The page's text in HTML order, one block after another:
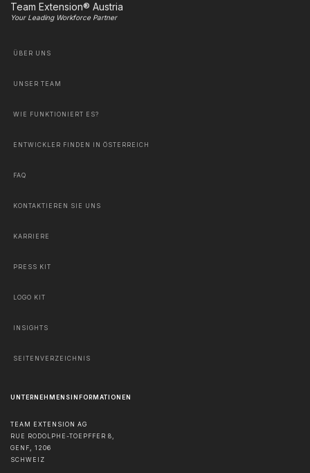
Team Extension® Austria
Your Leading Workforce Partner
ÜBER UNS
UNSER TEAM
WIE FUNKTIONIERT ES?
ENTWICKLER FINDEN IN ÖSTERREICH
FAQ
KONTAKTIEREN SIE UNS
KARRIERE
PRESS KIT
LOGO KIT
INSIGHTS
SEITENVERZEICHNIS
UNTERNEHMENSINFORMATIONEN
TEAM EXTENSION AG
RUE RODOLPHE-TOEPFFER 8,
GENF, 1206
SCHWEIZ